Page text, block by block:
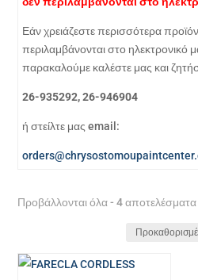
Εάν χρειάζεστε περισσότερα
περιλαμβάνονται στο ηλεκτρονικό
παρακαλούμε καλέστε μας και
26-935292, 26-946904
ή στείλτε μας email:
Προβάλλονται όλα - 4 αποτελέσματα